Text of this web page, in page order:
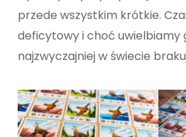
przede wszystkim krótkie.
deficytowy i choć uwielbiamy
najzwyczajniej w świecie